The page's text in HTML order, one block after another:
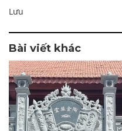
Lưu
Bài viết khác